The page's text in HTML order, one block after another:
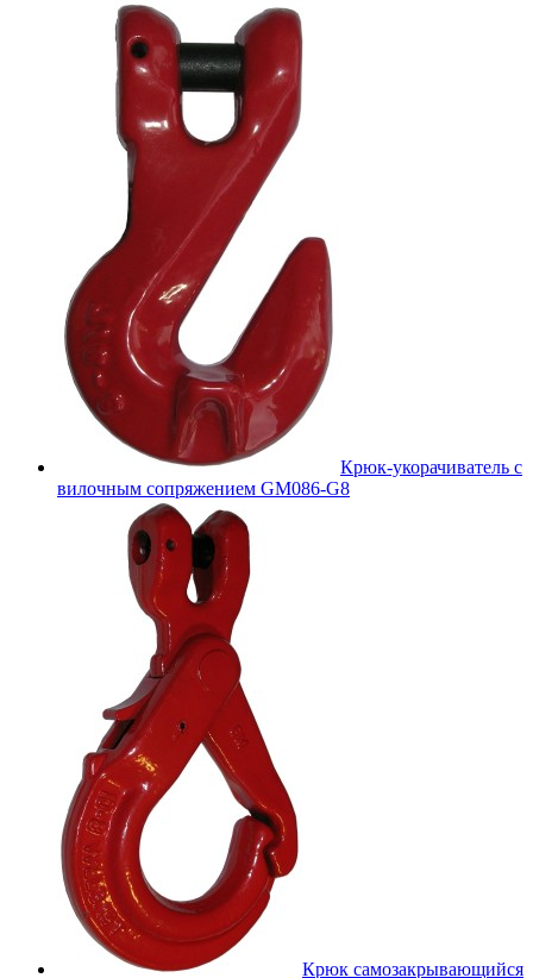
Крюк-укорачиватель с
вилочным сопряжением GM086-G8
Крюк самозакрывающийся